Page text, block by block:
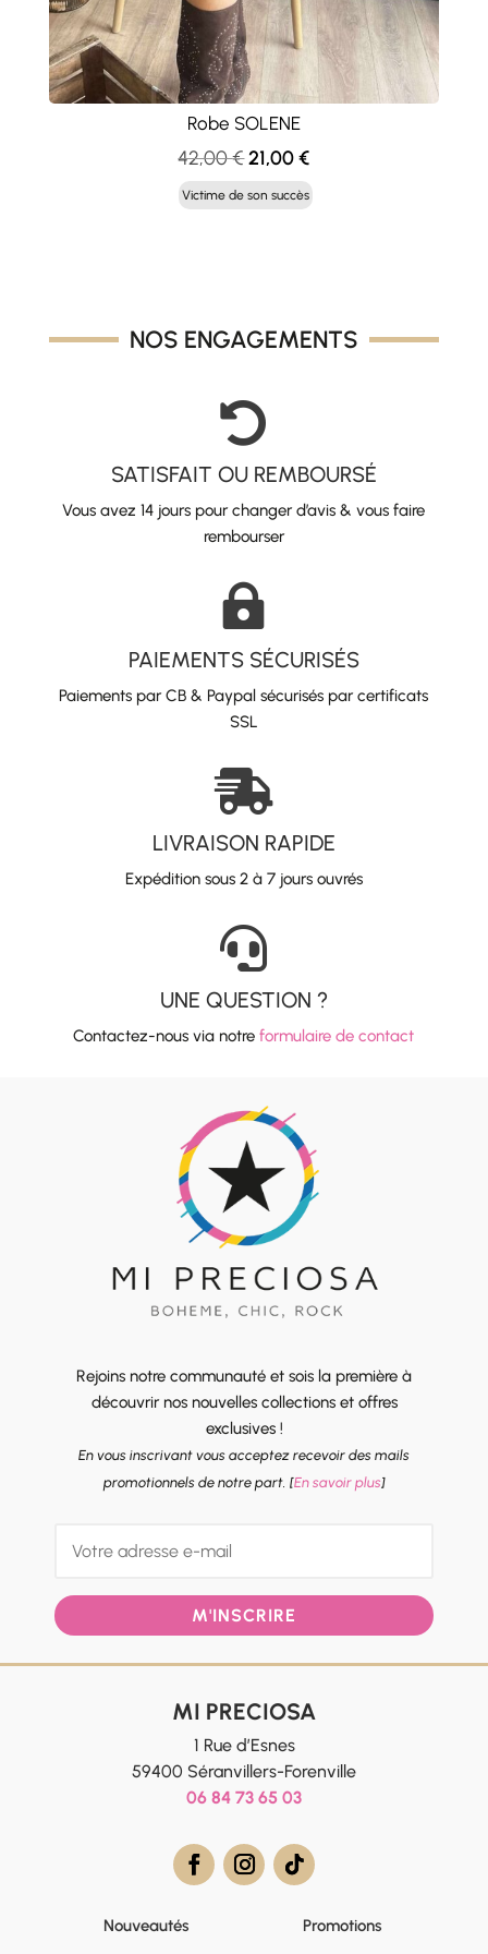
Robe SOLENE
42,00€Le
prix
initial
21,00€Le
prix
actuel
Victime de son succès
NOS ENGAGEMENTS

SATISFAIT OU REMBOURSÉ
Vous avez 14 jours pour changer d’avis & vous faire
rembourser

PAIEMENTS SÉCURISÉS
Paiements par CB & Paypal sécurisés par certificats
SSL

LIVRAISON RAPIDE
Expédition sous 2 à 7 jours ouvrés

UNE QUESTION ?
Contactez-nous via notreformulaire de contact
Rejoins notre communauté et sois la première à
découvrir nos nouvelles collections et offres
exclusives !
En vous inscrivant vous acceptez recevoir des mails
promotionnels de notre part. [En savoir plus]
M'INSCRIRE
MI PRECIOSA
1 Rue d’Esnes
59400 Séranvillers-Forenville
06 84 73 65 03
Nouveautés Promotions